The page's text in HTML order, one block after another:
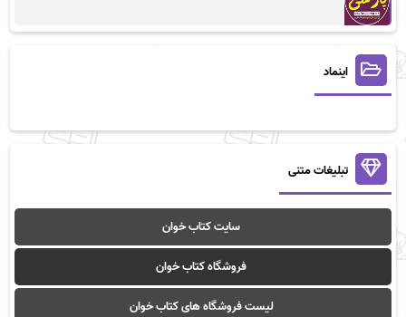
اینماد
تبلیغات متنی
سایت کتاب خوان
فروشگاه کتاب خوان
لیست فروشگاه های کتاب خوان